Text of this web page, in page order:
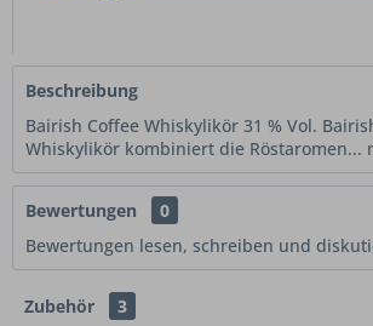
Beschreibung
Bairish Coffee Whiskylikör 31 % Vol.
Whiskylikör kombiniert die Röstaromen...
Bewertungen
0
Bewertungen lesen, schreiben und
Zubehör 3